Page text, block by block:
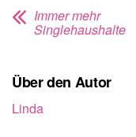
Immer mehr
Singlehaushalte
Über den Autor
Linda